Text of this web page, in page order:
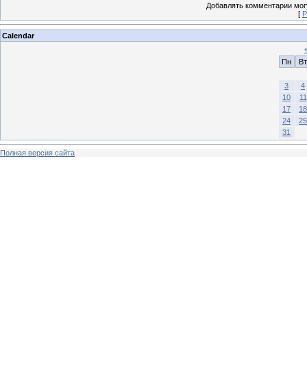
Добавлять комментарии
[
Calendar
Пн
Вт
3
4
10
11
17
18
24
25
31
Полная версия сайта